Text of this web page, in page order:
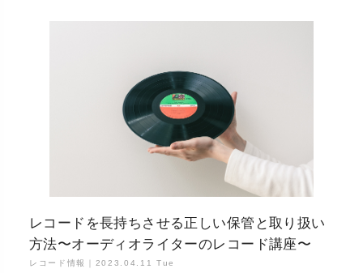
レコードを長持ちさせる正しい保管と取り扱い
方法〜オーディオライターのレコード講座〜
レコード情報｜ 2023.04.11 Tue